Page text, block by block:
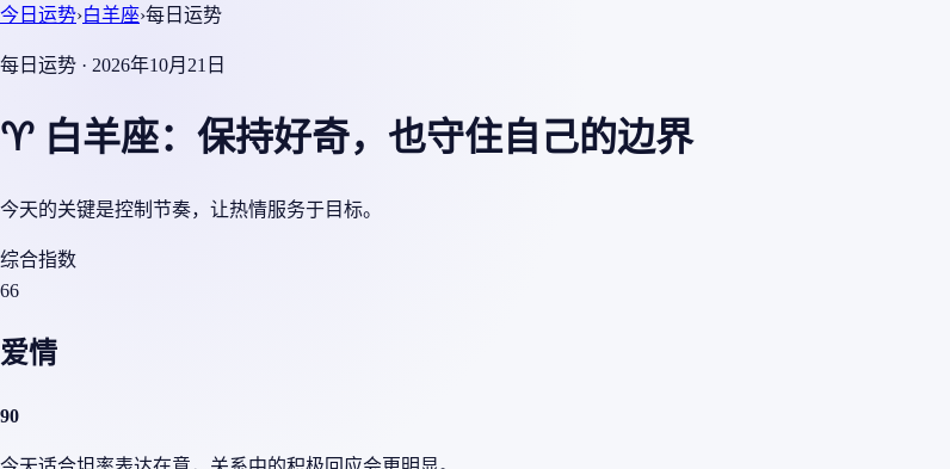
今日运势›白羊座›每日运势
每日运势 · 2026年10月21日
♈ 白羊座：保持好奇，也守住自己的边界
今天的关键是控制节奏，让热情服务于目标。
综合指数
66
爱情
90